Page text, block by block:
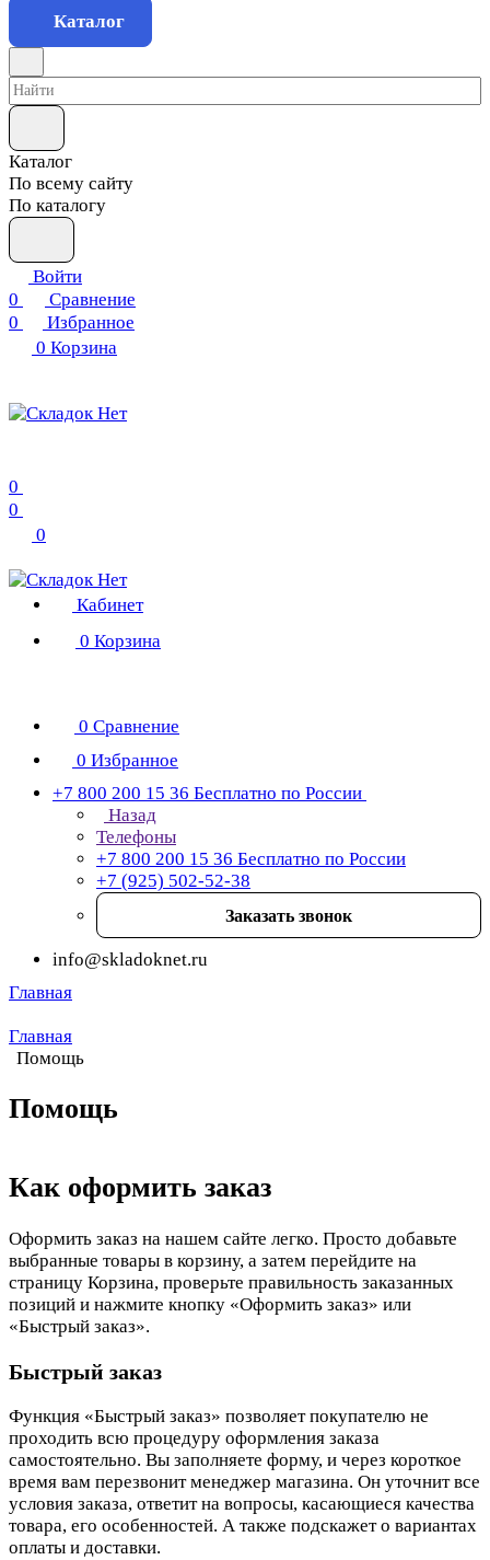
Каталог
Каталог
По всему сайту
По каталогу
Войти
0
Сравнение
0
Избранное
0 Корзина
0
0
0
Кабинет
0 Корзина
0 Сравнение
0 Избранное
+7 800 200 15 36 Бесплатно по России
Назад
Телефоны
+7 800 200 15 36 Бесплатно по России
+7 (925) 502-52-38
Заказать звонок
info@skladoknet.ru
Главная
Главная
Помощь
Помощь
Как оформить заказ
Оформить заказ на нашем сайте легко. Просто добавьте
выбранные товары в корзину, а затем перейдите на
страницу Корзина, проверьте правильность заказанных
позиций и нажмите кнопку «Оформить заказ» или
«Быстрый заказ».
Быстрый заказ
Функция «Быстрый заказ» позволяет покупателю не
проходить всю процедуру оформления заказа
самостоятельно. Вы заполняете форму, и через короткое
время вам перезвонит менеджер магазина. Он уточнит все
условия заказа, ответит на вопросы, касающиеся качества
товара, его особенностей. А также подскажет о вариантах
оплаты и доставки.